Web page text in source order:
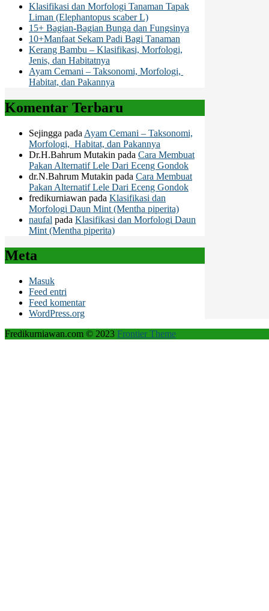
Klasifikasi dan Morfologi Tanaman Tapak
Liman (Elephantopus scaber L)
15+ Bagian-Bagian Bunga dan Fungsinya
10+Manfaat Sekam Padi Bagi Tanaman
Kerang Bambu – Klasifikasi, Morfologi,
Jenis, dan Habitatnya
Ayam Cemani – Taksonomi, Morfologi,
Habitat, dan Pakannya
Komentar Terbaru
Sejingga pada Ayam Cemani – Taksonomi,
Morfologi, Habitat, dan Pakannya
Dr.H.Bahrum Mutakin pada Cara Membuat
Pakan Alternatif Lele Dari Eceng Gondok
dr.N.Bahrum Mutakin pada Cara Membuat
Pakan Alternatif Lele Dari Eceng Gondok
fredikurniawan pada Klasifikasi dan
Morfologi Daun Mint (Mentha piperita)
naufal pada Klasifikasi dan Morfologi Daun
Mint (Mentha piperita)
Meta
Masuk
Feed entri
Feed komentar
WordPress.org
Fredikurniawan.com © 2023 Frontier Theme